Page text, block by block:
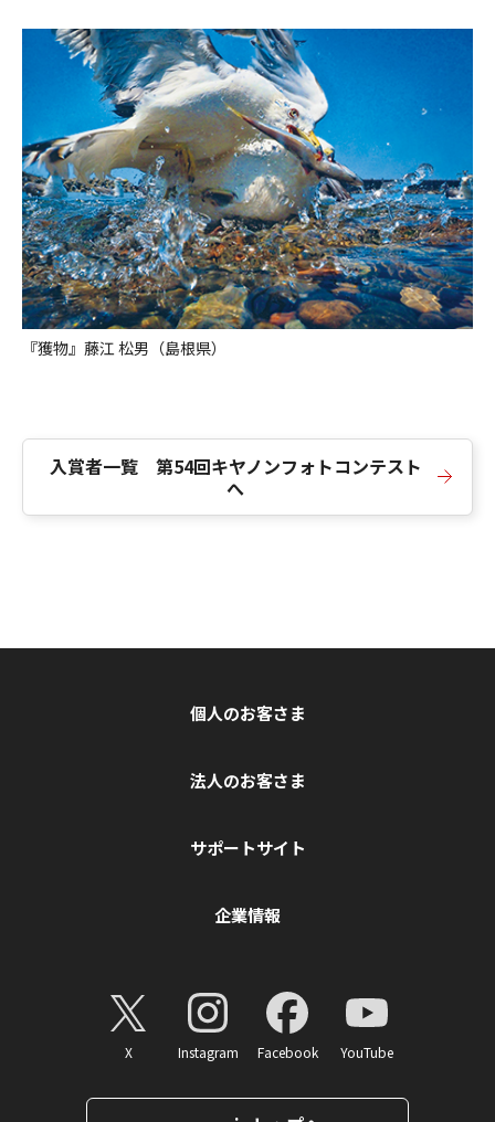
『獲物』藤江 松男（島根県）
入賞者一覧 第54回キヤノンフォトコンテスト
へ
個人のお客さま
法人のお客さま
サポートサイト
企業情報
X Instagram Facebook YouTube